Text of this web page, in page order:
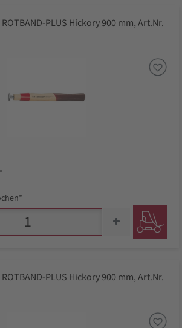
PLUS Hickory 900 mm, Art.Nr.
PLUS Hickory 900 mm, Art.Nr.